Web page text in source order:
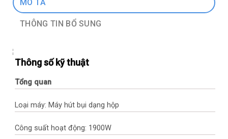
MÔ TẢ
THÔNG TIN BỔ SUNG
Thông số kỹ thuật
Tổng quan
Loại máy: Máy hút bụi dạng hộp
Công suất hoạt động: 1900W